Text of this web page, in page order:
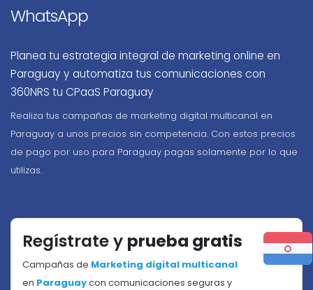
WhatsApp
Planea tu estrategia integral de marketing online en
Paraguay y automatiza tus comunicaciones con
360NRS tu CPaaS Paraguay
Realiza tus campañas de marketing digital multicanal en
Paraguay a unos precios sin competencia. Con estos precios
de pago por uso para Paraguay pagas solamente por lo que
utilizas.
Regístrate y prueba gratis
Campañas de Marketing digital multicanal
en Paraguaycon comunicaciones seguras y